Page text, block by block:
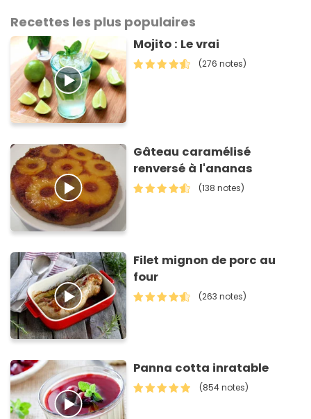
Recettes les plus populaires
Mojito : Le vrai
(276 notes)
Gâteau caramélisé
renversé à l'ananas
(138 notes)
Filet mignon de porc au
four
(263 notes)
Panna cotta inratable
(854 notes)